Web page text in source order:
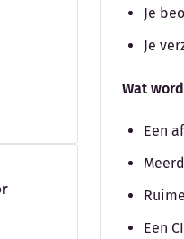
Je
Je
Wat
Een
Een